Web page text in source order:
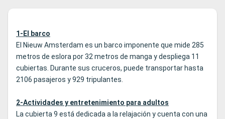
1-El barco
El Nieuw Amsterdam es un barco imponente que mide 285
metros de eslora por 32 metros de manga y despliega 11
cubiertas. Durante sus cruceros, puede transportar hasta
2106 pasajeros y 929 tripulantes.
2-Actividades y entretenimiento para adultos
La cubierta 9 está dedicada a la relajación y cuenta con una